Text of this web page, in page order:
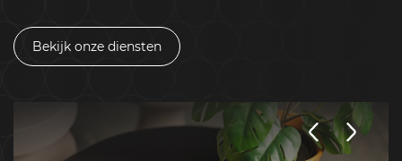
Bekijk onze diensten